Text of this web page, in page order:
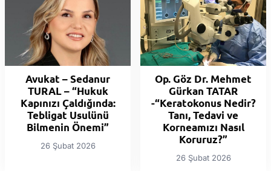
Avukat – Sedanur
TURAL – “Hukuk
Kapınızı Çaldığında:
Tebligat Usulünü
Bilmenin Önemi”
26 Şubat 2026
Op. Göz Dr. Mehmet
Gürkan TATAR
-“Keratokonus Nedir?
Tanı, Tedavi ve
Korneamızı Nasıl
Koruruz?”
26 Şubat 2026